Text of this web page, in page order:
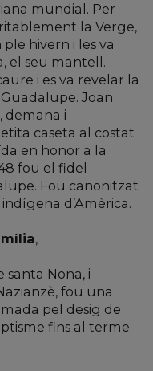
mundial. Per
la Verge,
hivern i les va
el seu mantell.
i es va revelar la
Joan
demana i
caseta al costat
en honor a la
fou el fidel
Fou canonitzat
d’Amèrica.
,
santa Nona, i
fou una
pel desig de
fins al terme